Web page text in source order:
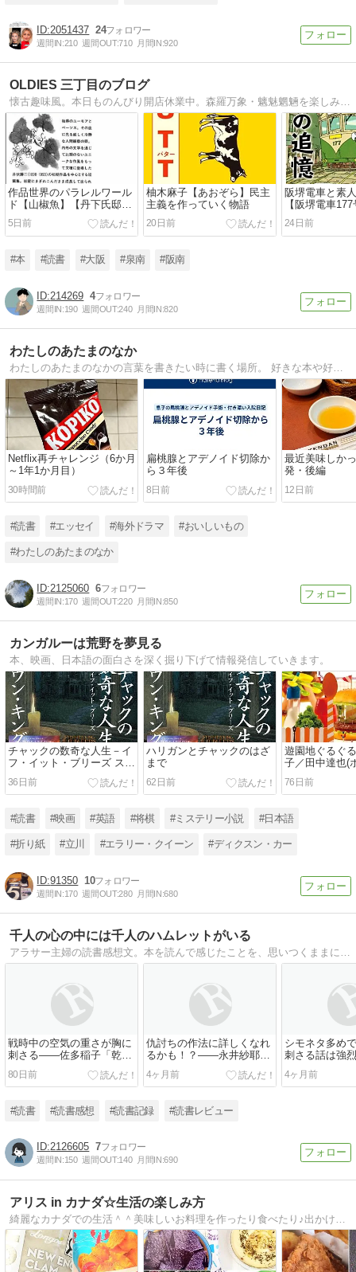
2051437 24
週間IN:210 週間OUT:710 月間IN:920
OLDIES 三丁目のブログ
作品世界のパラレルワール
ド【山椒魚】【丹下氏邸】
井伏鱒二
5日前
柚木麻子【あおぞら】民主
主義を作っていく物語
20日前
阪堺電車と素
【阪堺電車
24日前
#本 #読書 #大阪 #泉南 #阪南
214269 4
週間IN:190 週間OUT:240 月間IN:820
わたしのあたまのなか
わたしのあたまのなかの言葉を書きたい時に書く場所。 好きな本や好きな海外ドラマ、映画の感想や、お出かけの記録や日々の中で思ったことなど。大阪府枚方市出身、京都府在住。散歩が好き。
Netflix再チャレンジ（6か月
～1年1か月目）
30時間前
扁桃腺とアデノイド切除か
ら３年後
8日前
最近美味しか
発・後編
12日前
#読書 #エッセイ #海外ドラマ #おいしいもの
#わたしのあたまのなか
2125060 6
週間IN:170 週間OUT:220 月間IN:850
カンガルーは荒野を夢見る
本、映画、日本語の面白さを深く掘り下げて情報発信していきます。
チャックの数奇な人生－イ
フ・イット・ブリーズ ステ
ィーブン・キング(文藝春
秋)
36日前
ハリガンとチャックのはざ
まで
62日前
遊園地ぐるぐ
子／田中達也(
76日前
#読書 #映画 #英語 #将棋 #ミステリー小説 #日本語
#折り紙 #立川 #エラリー・クイーン #ディクスン・カー
91350 10
週間IN:170 週間OUT:280 月間IN:680
千人の心の中には千人のハムレットがいる
アラサー主婦の読書感想文。本を読んで感じたことを、思いつくままに綴っています。※ネタバレ前提※
戦時中の空気の重さが胸に
刺さる――佐多稲子「乾い
た風」（『キャラメル工場
から――佐多稲子傑作短篇
80日前
仇討ちの作法に詳しくなれ
るかも！？――永井紗耶子
『木挽町のあだ討ち』
4ヶ月前
シモネタ多め
刺さる話は強
――京極夏彦
話を語る会』
4ヶ月前
#読書 #読書感想 #読書記録 #読書レビュー
2126605 7
週間IN:150 週間OUT:140 月間IN:690
アリス in カナダ☆生活の楽しみ方